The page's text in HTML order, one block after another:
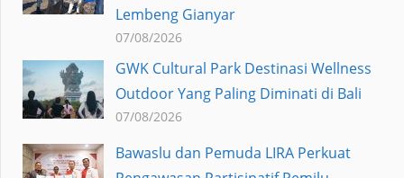
Lembeng Gianyar
07/08/2026
GWK Cultural Park Destinasi Wellness
Outdoor Yang Paling Diminati di Bali
07/08/2026
Bawaslu dan Pemuda LIRA Perkuat